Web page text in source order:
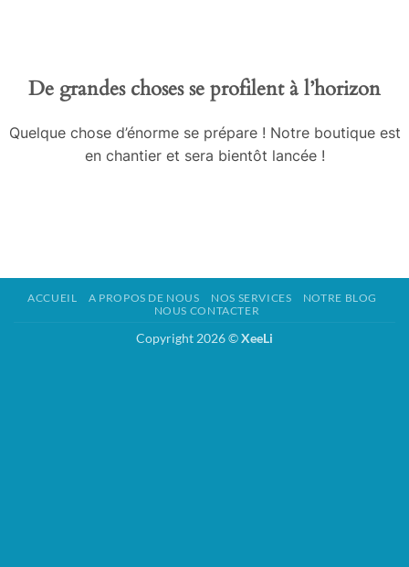
De grandes choses se profilent à l’horizon
Quelque chose d’énorme se prépare ! Notre boutique est
en chantier et sera bientôt lancée !
ACCUEIL A PROPOS DE NOUS NOS SERVICES
NOTRE BLOG
NOUS CONTACTER
Copyright 2026 ©XeeLi